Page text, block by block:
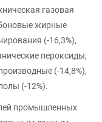
газовая
жирные
(-16,3%),
пероксиды,
(-14,8%),
(-12%).
промышленных